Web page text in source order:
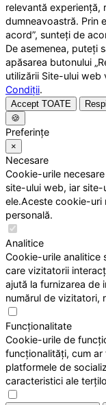
relevantă experiență,
dumneavoastră. Prin
acord”, sunteți de
De asemenea, puteți
apăsarea butonului
utilizării Site-ului web
Condiții.
Accept TOATE
🍪
Preferințe
×
Necesare
Cookie-urile
site-ului web, iar
ele.Aceste cookie-uri
personală.
Analitice
Cookie-urile analitice
care vizitatorii
ajută la furnizarea de
numărul de vizitatori,
Funcționalitate
Cookie-urile de
funcționalități, cum
platformele de
caracteristici ale